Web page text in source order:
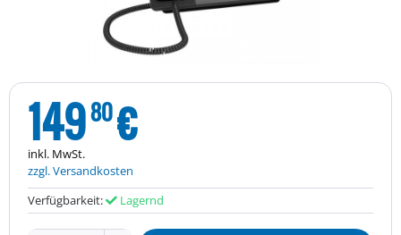
14980€
inkl. MwSt.
zzgl. Versandkosten
Verfügbarkeit:
Lagernd